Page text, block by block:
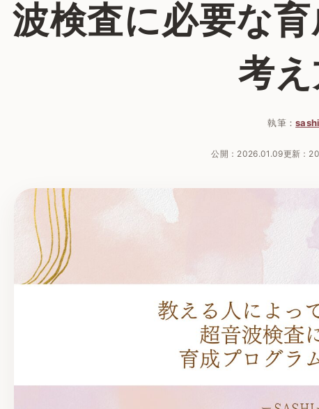
波検査に必要な
考
執筆：sashi
公開： 2026.01.09更新：